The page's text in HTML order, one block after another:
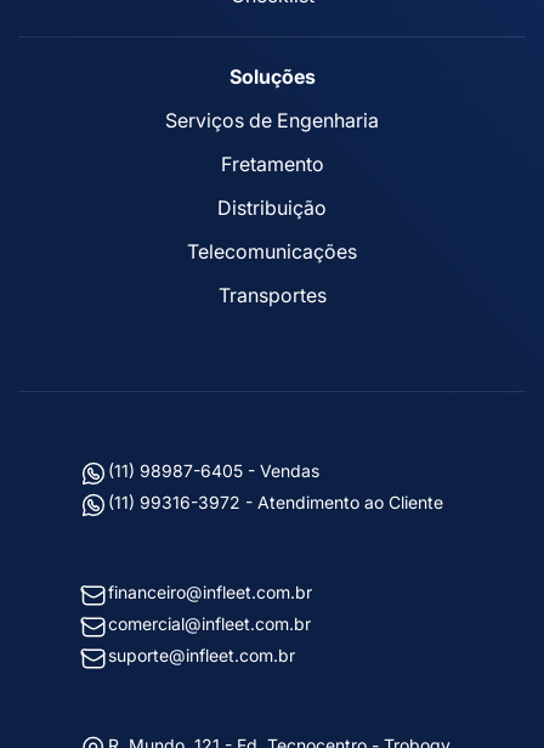
Soluções
Serviços de Engenharia
Fretamento
Distribuição
Telecomunicações
Transportes
(11) 98987-6405 - Vendas
(11) 99316-3972 - Atendimento ao Cliente
financeiro@infleet.com.br
comercial@infleet.com.br
suporte@infleet.com.br